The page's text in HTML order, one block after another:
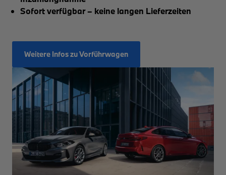
Sofort verfügbar – keine langen Lieferzeiten
Weitere Infos zu Vorführwagen